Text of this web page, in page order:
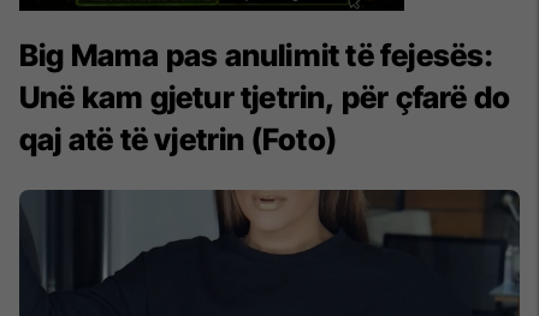
Big Mama pas anulimit të fejesës:
Unë kam gjetur tjetrin, për çfarë do
qaj atë të vjetrin (Foto)